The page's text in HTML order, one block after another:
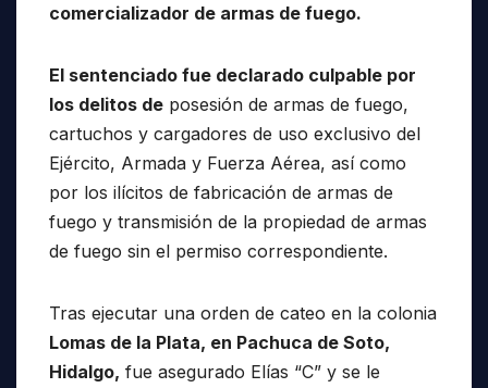
comercializador de armas de fuego.
El sentenciado fue declarado culpable por
los delitos de posesión de armas de fuego,
cartuchos y cargadores de uso exclusivo del
Ejército, Armada y Fuerza Aérea, así como
por los ilícitos de fabricación de armas de
fuego y transmisión de la propiedad de armas
de fuego sin el permiso correspondiente.
Tras ejecutar una orden de cateo en la colonia
Lomas de la Plata, en Pachuca de Soto,
Hidalgo, fue asegurado Elías “C” y se le